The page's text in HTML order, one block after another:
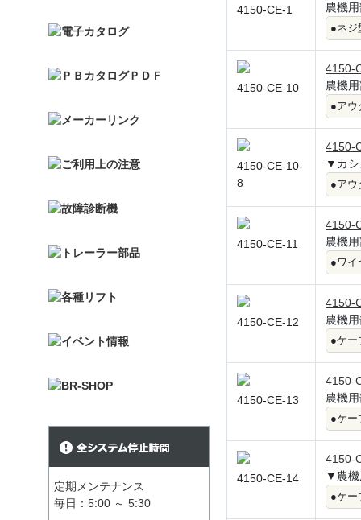
定期メンテナンス
毎日：5:00 ～ 5:30
4150-CE-1
農機
●ネジ
4150-CE-10
4150-
農機
●アウ
4150-CE-10-
8
4150-
▼カ
●アウ
4150-CE-11
4150-
農機
●ワイ
4150-CE-12
4150-
農機
●ケー
4150-CE-13
4150-
農機
●ケー
4150-CE-14
4150-
▼農
●ケー